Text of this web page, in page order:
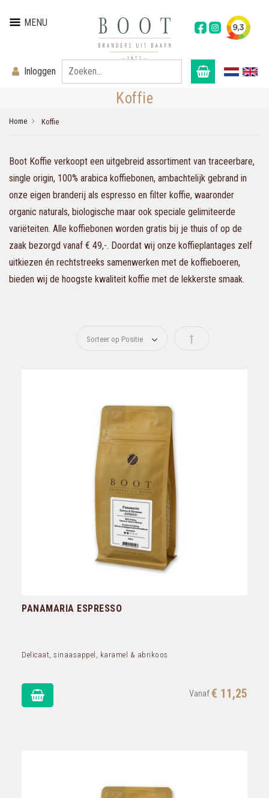
MENU
Inloggen
Koffie
Home Koffie
Boot Koffie verkoopt een uitgebreid assortiment van traceerbare,
single origin, 100% arabica koffiebonen, ambachtelijk gebrand in
onze eigen branderij als espresso en filter koffie, waaronder
organic naturals, biologische maar ook speciale gelimiteerde
variëteiten. Alle koffiebonen worden gratis bij je thuis of op de
zaak bezorgd vanaf € 49,-. Doordat wij onze koffieplantages zelf
uitkiezen én rechtstreeks samenwerken met de koffieboeren,
bieden wij de hoogste kwaliteit koffie met de lekkerste smaak.
Van hoog naar laag
PANAMARIA ESPRESSO
Delicaat, sinaasappel, karamel & abrikoos
€ 11,25